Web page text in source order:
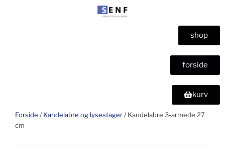
shop
forside
kurv
Forside /Kandelabre og lysestager/ Kandelabre 3-armede 27
cm